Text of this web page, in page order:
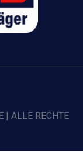
| ALLE RECHTE